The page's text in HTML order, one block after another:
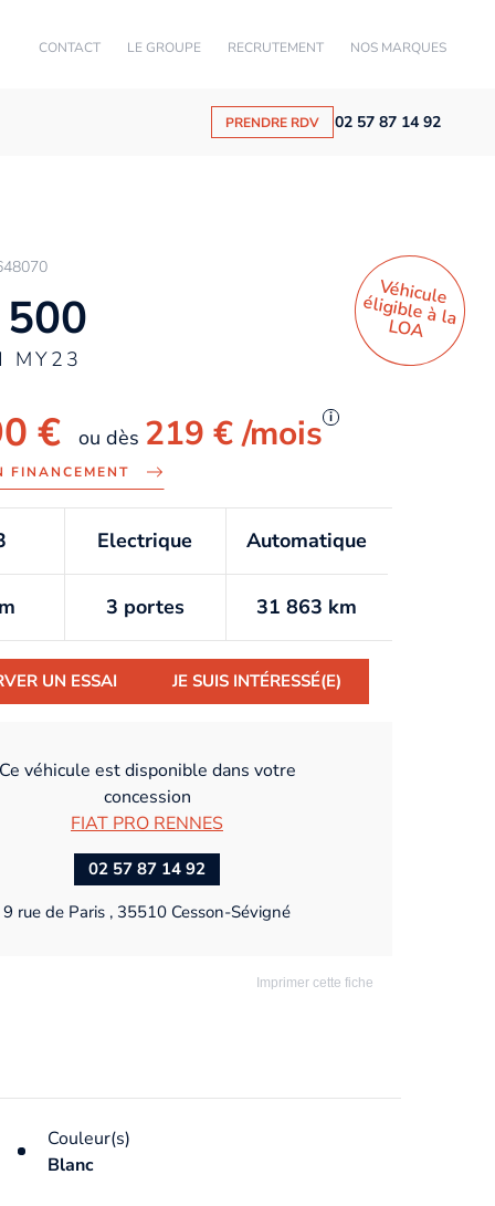
CONTACT LE GROUPE RECRUTEMENT NOS MARQUES
PRENDRE RDV 02 57 87 14 92
MY23
€ ou dès 219 €/mois i
FINANCEMENT
Véhicule
éligible à la
LO
A
Electrique Automatique
3 portes 31 863 km
UN ESSAI JE SUIS INTÉRESSÉ(E)
véhicule est disponible dans votre
concession
FIAT PRO RENNES
02 57 87 14 92
9 rue de Paris , 35510 Cesson-Sévigné
Imprimer cette fiche
Couleur(s)
Blanc